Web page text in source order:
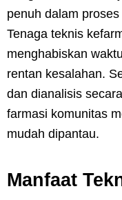
penuh dalam
Tenaga teknis
menghabiskan
rentan kesalahan.
dan dianalisis
farmasi komunitas
mudah dipantau.
Manfaat